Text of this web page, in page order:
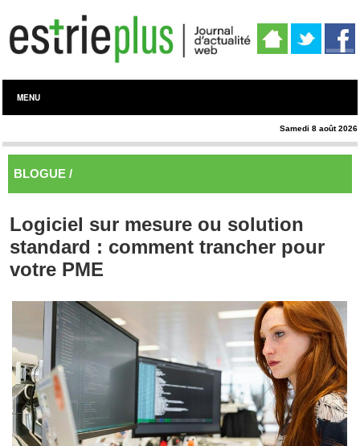
MENU
Samedi 8 août 2026
BLOGUE /
Logiciel sur mesure ou solution
standard : comment trancher pour
votre PME